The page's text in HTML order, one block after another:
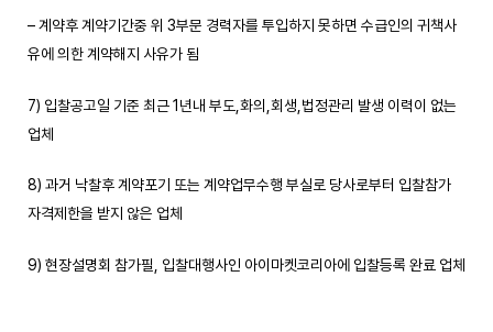
– 계약후 계약기간중 위 3부문 경력자를 투입하지 못하면 수급인의 귀책사
유에 의한 계약해지 사유가 됨
7) 입찰공고일 기준 최근 1년내 부도,화의,회생,법정관리 발생 이력이 없는
업체
8) 과거 낙찰후 계약포기 또는 계약업무수행 부실로 당사로부터 입찰참가
자격제한을 받지 않은 업체
9) 현장설명회 참가필, 입찰대행사인 아이마켓코리아에 입찰등록 완료 업체